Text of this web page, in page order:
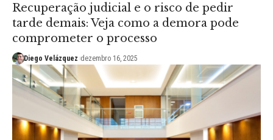
Recuperação judicial e o risco de pedir
tarde demais: Veja como a demora pode
comprometer o processo
Diego Velázquez dezembro 16, 2025